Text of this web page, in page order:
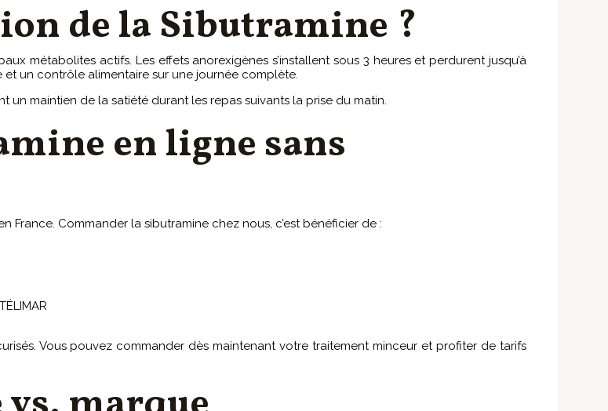
de la Sibutramine ?
métabolites actifs. Les effets anorexigènes s’installent sous 3 heures et perdurent jusqu’à
un contrôle alimentaire sur une journée complète.
maintien de la satiété durant les repas suivants la prise du matin.
en ligne sans
Commander la sibutramine chez nous, c’est bénéficier de :
Vous pouvez commander dès maintenant votre traitement minceur et profiter de tarifs